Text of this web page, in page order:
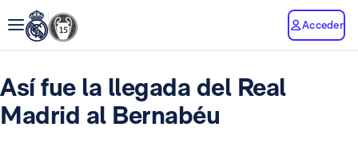
Acceder
Así fue la llegada del Real
Madrid al Bernabéu